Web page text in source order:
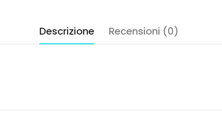
Descrizione Recensioni (0)